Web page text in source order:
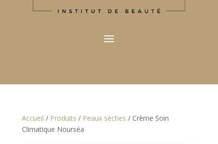
Accueil / Produits / Peaux sèches / Crème Soin
Climatique Nourséa